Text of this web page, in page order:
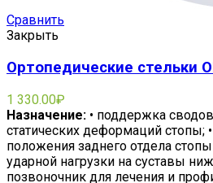
Сравнить
Закрыть
Ортопедические стельки
1 330.00₽
Назначение: • поддержка
статических деформаций стопы;
положения заднего отдела
ударной нагрузки на суставы
позвоночник для лечения и